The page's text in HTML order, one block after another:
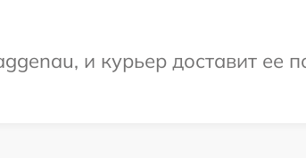
и курьер доставит ее